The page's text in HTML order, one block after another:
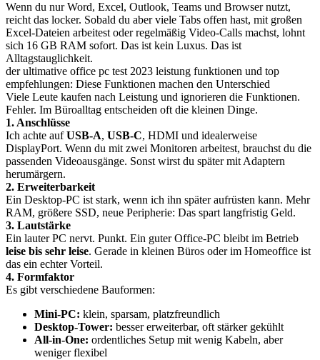
Wenn du nur Word, Excel, Outlook, Teams und Browser nutzt,
reicht das locker. Sobald du aber viele Tabs offen hast, mit großen
Excel-Dateien arbeitest oder regelmäßig Video-Calls machst, lohnt
sich 16 GB RAM sofort. Das ist kein Luxus. Das ist
Alltagstauglichkeit.
der ultimative office pc test 2023 leistung funktionen und top
empfehlungen: Diese Funktionen machen den Unterschied
Viele Leute kaufen nach Leistung und ignorieren die Funktionen.
Fehler. Im Büroalltag entscheiden oft die kleinen Dinge.
1. Anschlüsse
Ich achte aufUSB-A, USB-C, HDMI und idealerweise
DisplayPort. Wenn du mit zwei Monitoren arbeitest, brauchst du die
passenden Videoausgänge. Sonst wirst du später mit Adaptern
herumärgern.
2. Erweiterbarkeit
Ein Desktop-PC ist stark, wenn ich ihn später aufrüsten kann. Mehr
RAM, größere SSD, neue Peripherie: Das spart langfristig Geld.
3. Lautstärke
Ein lauter PC nervt. Punkt. Ein guter Office-PC bleibt im Betrieb
leise bis sehr leise. Gerade in kleinen Büros oder im Homeoffice ist
das ein echter Vorteil.
4. Formfaktor
Es gibt verschiedene Bauformen:
Mini-PC: klein, sparsam, platzfreundlich
Desktop-Tower: besser erweiterbar, oft stärker gekühlt
All-in-One: ordentliches Setup mit wenig Kabeln, aber
weniger flexibel